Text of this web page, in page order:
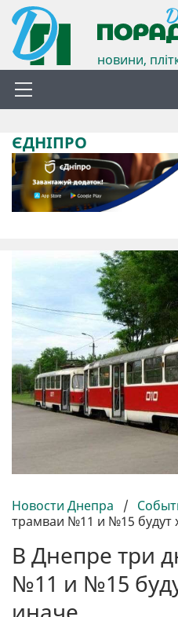
новини,
ЄДНІПРО
Новости Днепра /
трамваи №11 и №15 будут
В Днепре три
№11 и №15